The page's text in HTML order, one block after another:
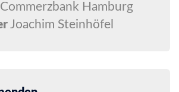
Commerzbank Hamburg
Joachim Steinhöfel